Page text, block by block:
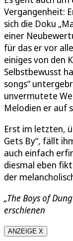
Vergangenheit:
sich die Doku
einer
für das er vor
einiges von den
Selbstbewusst
songs“
unvermutete
Melodien er auf
Erst im letzten,
Gets By“, fällt
auch einfach
diesmal eben
der
„The Boys of
erschienen
ANZEIGE X